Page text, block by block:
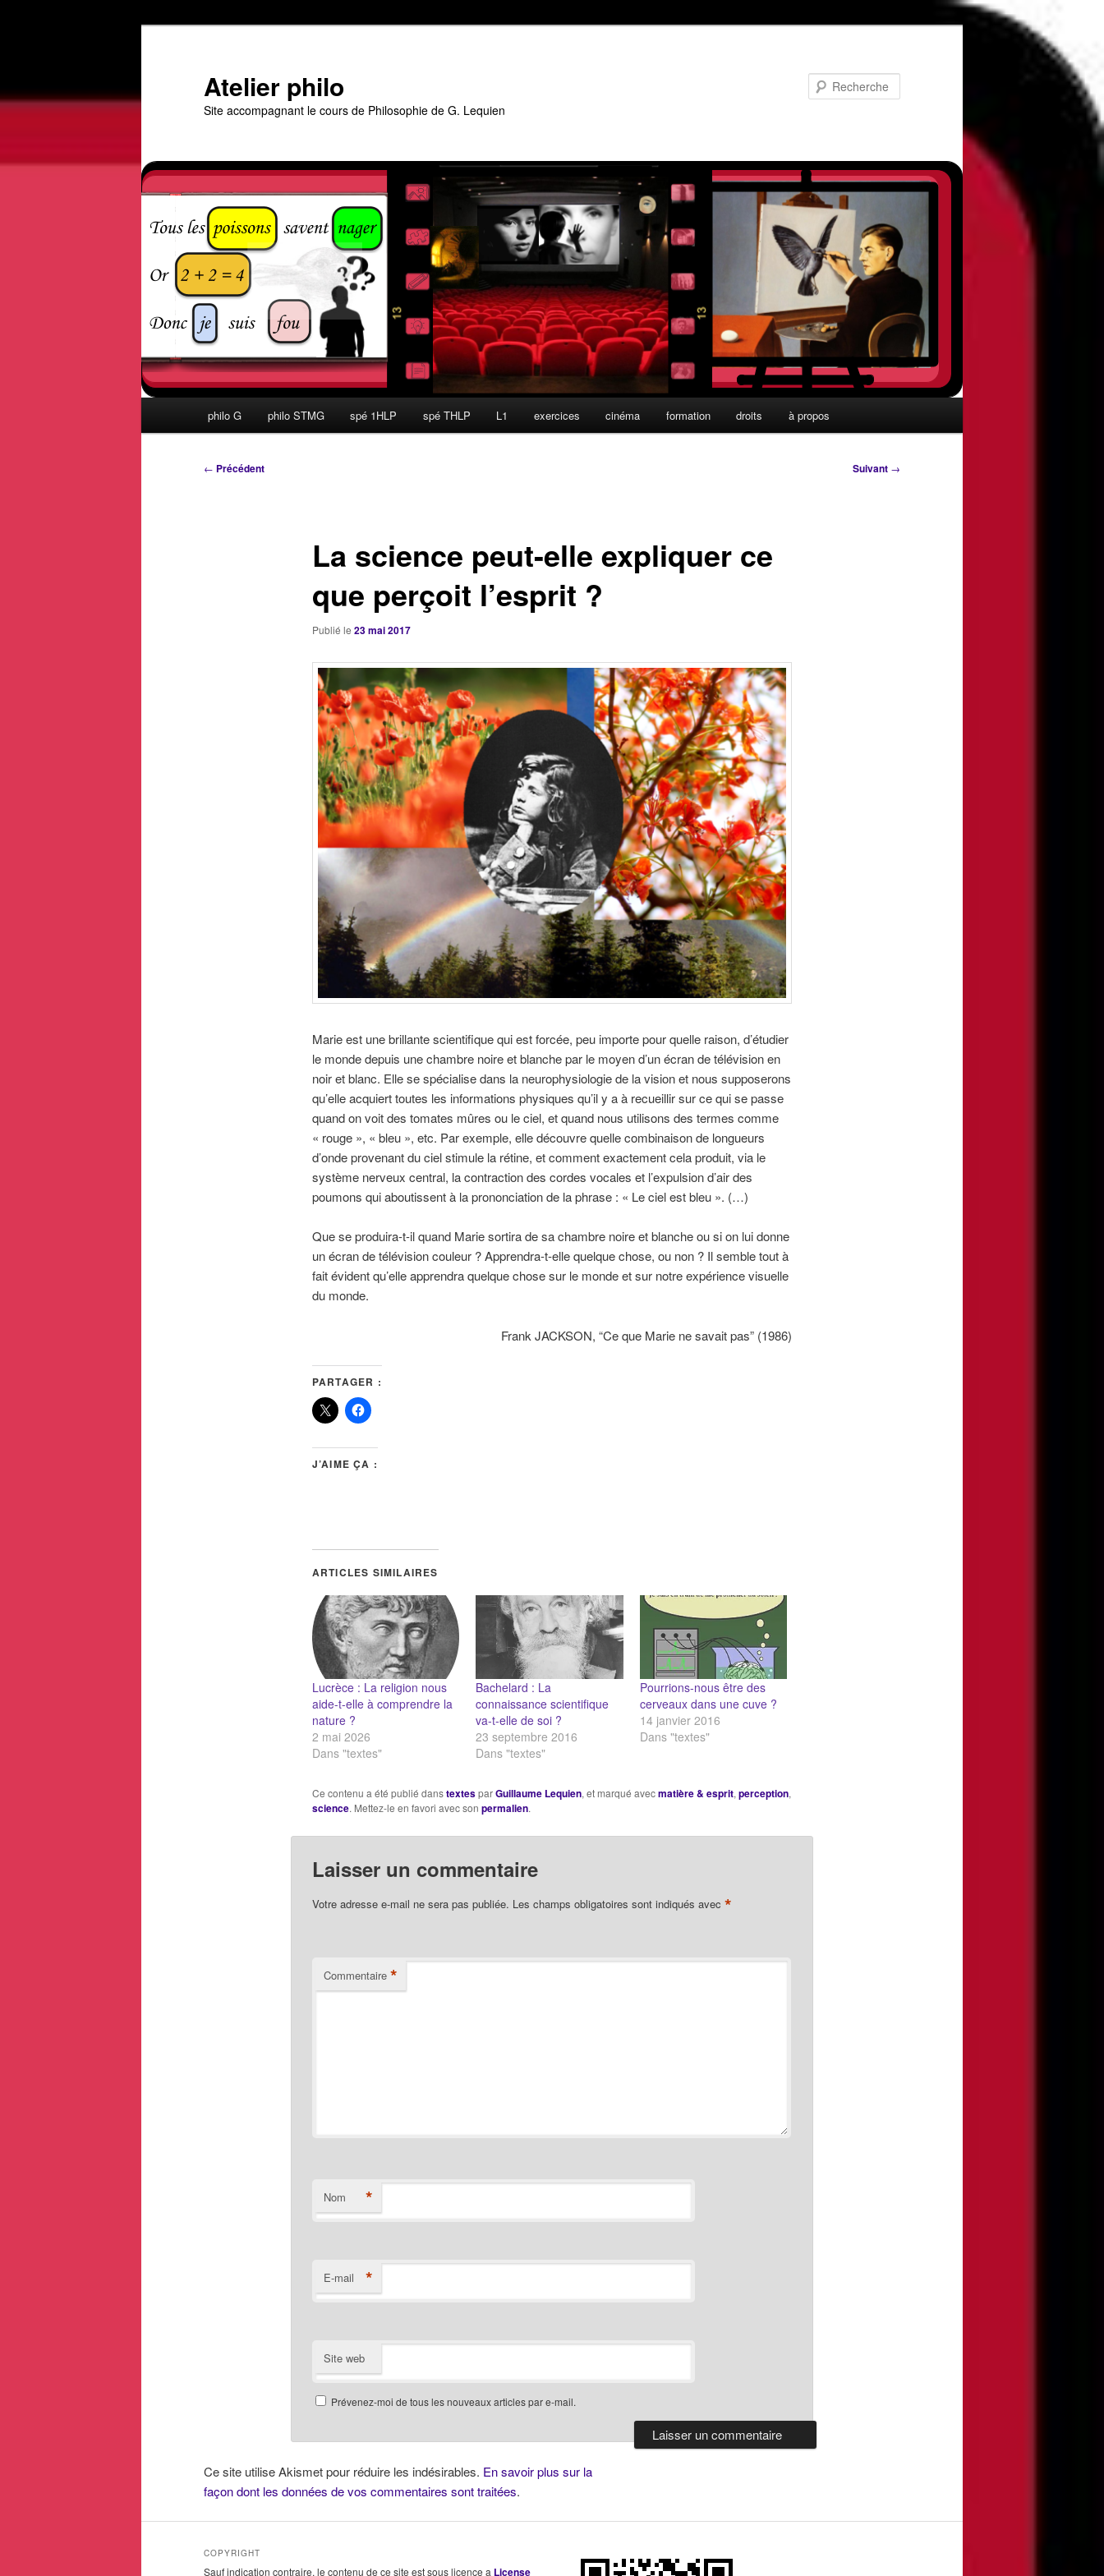
principal
Atelier philo
Site accompagnant le cours de Philosophie de G. Lequien
philo G philo STMG spé 1HLP spé THLP L1 exercices cinéma formation droits à propos
Navigation
← Précédent Suivant →
La science peut-elle expliquer ce
que perçoit l’esprit ?
Publié le 23 mai 2017
Marie est une brillante scientifique qui est forcée, peu importe pour quelle raison, d’étudier
le monde depuis une chambre noire et blanche par le moyen d’un écran de télévision en
noir et blanc. Elle se spécialise dans la neurophysiologie de la vision et nous supposerons
qu’elle acquiert toutes les informations physiques qu’il y a à recueillir sur ce qui se passe
quand on voit des tomates mûres ou le ciel, et quand nous utilisons des termes comme
« rouge », « bleu », etc. Par exemple, elle découvre quelle combinaison de longueurs
d’onde provenant du ciel stimule la rétine, et comment exactement cela produit, via le
système nerveux central, la contraction des cordes vocales et l’expulsion d’air des
poumons qui aboutissent à la prononciation de la phrase : « Le ciel est bleu ». (…)
Que se produira-t-il quand Marie sortira de sa chambre noire et blanche ou si on lui donne
un écran de télévision couleur ? Apprendra-t-elle quelque chose, ou non ? Il semble tout à
fait évident qu’elle apprendra quelque chose sur le monde et sur notre expérience visuelle
du monde.
Frank JACKSON, “Ce que Marie ne savait pas” (1986)
PARTAGER :
J’AIME ÇA :
ARTICLES SIMILAIRES
Lucrèce : La religion nous
aide-t-elle à comprendre la
nature ?
2 mai 2026
Dans "textes"
Bachelard : La
connaissance scientifique
va-t-elle de soi ?
23 septembre 2016
Dans "textes"
Pourrions-nous être des
cerveaux dans une cuve ?
14 janvier 2016
Dans "textes"
Ce contenu a été publié danstextesparGuillaume Lequien, et marqué avecmatière & esprit, perception,
science. Mettez-le en favori avec son permalien.
Laisser un commentaire
Votre adresse e-mail ne sera pas publiée. Les champs obligatoires sont indiqués avec *
Commentaire *
Nom *
E-mail *
Site web
Prévenez-moi de tous les nouveaux articles par e-mail.
Ce site utilise Akismet pour réduire les indésirables. En savoir plus sur la
façon dont les données de vos commentaires sont traitées.
COPYRIGHT
Sauf indication contraire, le contenu de ce site est sous licence a License